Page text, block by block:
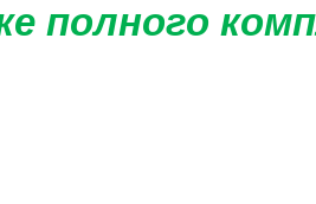
полного